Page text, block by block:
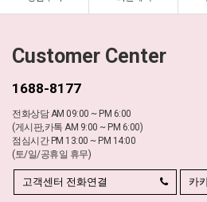
Customer Center
1688-8177
전화상담 AM 09:00 ~ PM 6:00
(게시판,카톡 AM 9:00 ~ PM 6:00)
점심시간 PM 13:00 ~ PM 14:00
(토/일/공휴일 휴무)
고객센터 전화연결 카